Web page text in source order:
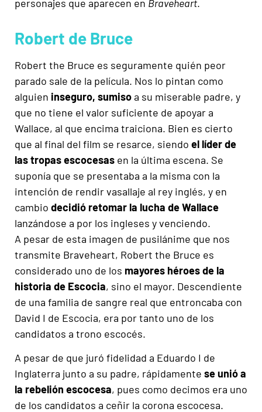
personajes que aparecen en Braveheart.
Robert de Bruce
Robert the Bruce es seguramente quién peor
parado sale de la película. Nos lo pintan como
alguien inseguro, sumisoa su miserable padre, y
que no tiene el valor suficiente de apoyar a
Wallace, al que encima traiciona. Bien es cierto
que al final del film se resarce, siendo el líder de
las tropas escocesas en la última escena. Se
suponía que se presentaba a la misma con la
intención de rendir vasallaje al rey inglés, y en
cambio decidió retomar la lucha de Wallace
lanzándose a por los ingleses y venciendo.
A pesar de esta imagen de pusilánime que nos
transmite Braveheart, Robert the Bruce es
considerado uno de los mayores héroes de la
historia de Escocia, sino el mayor. Descendiente
de una familia de sangre real que entroncaba con
David I de Escocia, era por tanto uno de los
candidatos a trono escocés.
A pesar de que juró fidelidad a Eduardo I de
Inglaterra junto a su padre, rápidamente se unió a
la rebelión escocesa, pues como decimos era uno
de los candidatos a ceñir la corona escocesa.